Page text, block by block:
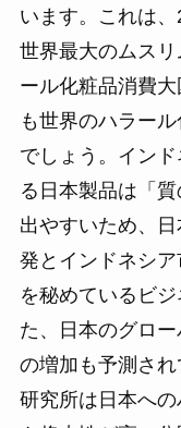
います。これは、
世界最大のムス
ール化粧品消費
も世界のハラー
でしょう。イン
る日本製品は「
出やすいため、
発とインドネシ
を秘めているビ
た、日本のグロ
の増加も予測さ
研究所は日本へ